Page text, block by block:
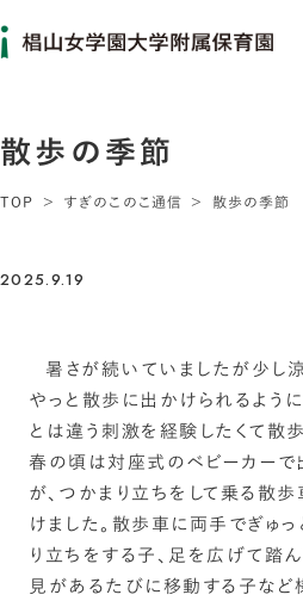
散歩の季節
TOP すぎのこのこ通信 散歩の季節
2025.9.19
暑さが続いていましたが少し
やっと散歩に出かけられるように
とは違う刺激を経験したくて散
春の頃は対座式のベビーカーで
が、つかまり立ちをして乗る散
けました。散歩車に両手でぎゅ
り立ちをする子、足を広げて踏
見があるたびに移動する子など